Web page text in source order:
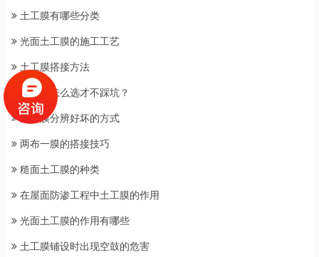
土工膜有哪些分类
光面土工膜的施工工艺
土工膜搭接方法
土工膜怎么选才不踩坑？
土工膜分辨好坏的方式
两布一膜的搭接技巧
糙面土工膜的种类
在屋面防渗工程中土工膜的作用
光面土工膜的作用有哪些
土工膜铺设时出现空鼓的危害